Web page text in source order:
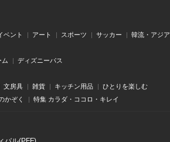
ベント アート スポーツ サッカー 韓流・アジア
ム ディズニーパス
文房具 雑貨 キッチン用品 ひとりを楽しむ
かぞく 特集 カラダ・ココロ・キレイ